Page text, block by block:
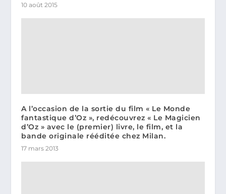
10 août 2015
A l’occasion de la sortie du film « Le Monde
fantastique d’Oz », redécouvrez « Le Magicien
d’Oz » avec le (premier) livre, le film, et la
bande originale rééditée chez Milan.
17 mars 2013